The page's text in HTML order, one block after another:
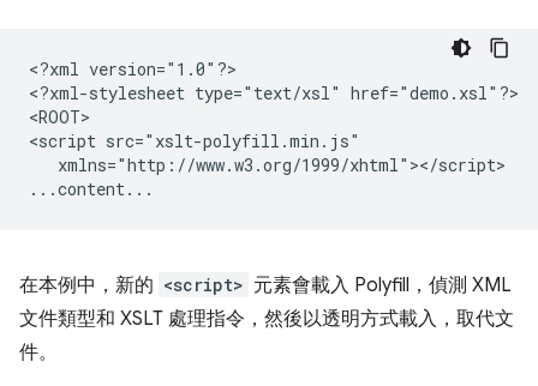
<?xml version="1.0"?>
<?xml-stylesheet type="text/xsl" href="demo.xsl"?>
<ROOT>
<script
xmlns="http://www.w3.org/1999/xhtml"></script>
在本例中，新的 <script> 元素會載入 Polyfill，偵測 XML
文件類型和 XSLT 處理指令，然後以透明方式載入，取代文
件。